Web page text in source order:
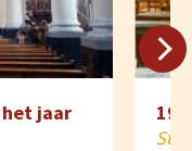
jaar
St.